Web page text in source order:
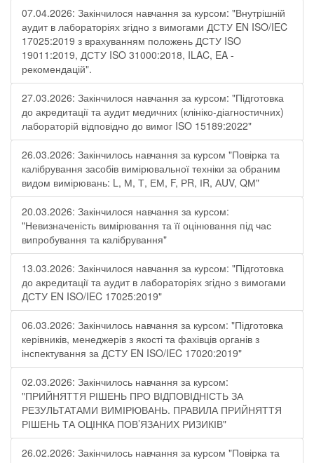
07.04.2026: Закінчилося навчання за курсом: "Внутрішній
аудит в лабораторіях згідно з вимогами ДСТУ EN ISO/IEC
17025:2019 з врахуванням положень ДСТУ ISO
19011:2019, ДСТУ ISO 31000:2018, ILAC, EA -
рекомендацій".
27.03.2026: Закінчилося навчання за курсом: "Підготовка
до акредитації та аудит медичних (клініко-діагностичних)
лабораторій відповідно до вимог ISO 15189:2022"
26.03.2026: Закінчилось навчання за курсом "Повірка та
калібрування засобів вимірювальної техніки за обраним
видом вимірювань: L, М, Т, ЕМ, F, РR, ІR, АUV, QМ"
20.03.2026: Закінчилося навчання за курсом:
"Невизначеність вимірювання та її оцінювання під час
випробування та калібрування"
13.03.2026: Закінчилося навчання за курсом: "Підготовка
до акредитації та аудит в лабораторіях згідно з вимогами
ДСТУ EN ISO/IEC 17025:2019"
06.03.2026: Закінчилось навчання за курсом: "Підготовка
керівників, менеджерів з якості та фахівців органів з
інспектування за ДСТУ EN ISO/IEC 17020:2019"
02.03.2026: Закінчилось навчання за курсом:
"ПРИЙНЯТТЯ РІШЕНЬ ПРО ВІДПОВІДНІСТЬ ЗА
РЕЗУЛЬТАТАМИ ВИМІРЮВАНЬ. ПРАВИЛА ПРИЙНЯТТЯ
РІШЕНЬ ТА ОЦІНКА ПОВ’ЯЗАНИХ РИЗИКІВ"
26.02.2026: Закінчилось навчання за курсом "Повірка та